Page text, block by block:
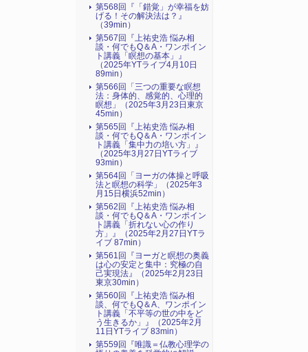
第568回『「錯覚」が幸福を妨
げる！その解決法は？』
（39min）
第567回『上祐史浩 悩み相
談・何でもQ＆A・ワンポイン
ト講義「瞑想の基本」』
（2025年YTライブ4月10日
89min）
第566回「三つの重要な瞑想
法：身体的、感覚的、心理的
瞑想」（2025年3月23日東京
45min）
第565回『上祐史浩 悩み相
談・何でもQ＆A・ワンポイン
ト講義「集中力の培い方」』
（2025年3月27日YTライブ
93min）
第564回「ヨーガの体操と呼吸
法と瞑想の科学」（2025年3
月15日横浜52min）
第562回『上祐史浩 悩み相
談・何でもQ＆A・ワンポイン
ト講義「折れない心の作り
方」』（2025年2月27日YTラ
イブ 87min）
第561回『ヨーガと瞑想の奥義
は心の安定と集中：究極の自
己実現法』（2025年2月23日
東京30min）
第560回『上祐史浩 悩み相
談、何でもQ＆A、ワンポイン
ト講義「不平等の世の中をど
う生きるか」』（2025年2月
11日YTライブ 83min）
第559回『唯識＝仏教心理学の